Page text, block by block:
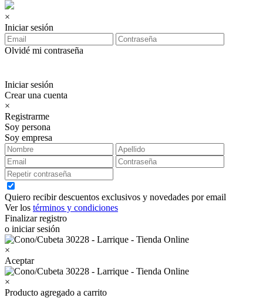
×
Iniciar sesión
Olvidé mi contraseña
Iniciar sesión
Crear una cuenta
×
Registrarme
Soy persona
Soy empresa
Quiero recibir descuentos exclusivos y novedades por email
Ver los términos y condiciones
Finalizar registro
o iniciar sesión
×
Aceptar
×
Producto agregado a carrito